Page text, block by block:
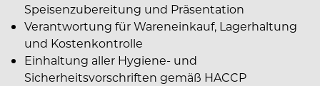
Speisenzubereitung und Präsentation
Verantwortung für Wareneinkauf, Lagerhaltung
und Kostenkontrolle
Einhaltung aller Hygiene- und
Sicherheitsvorschriften gemäß HACCP